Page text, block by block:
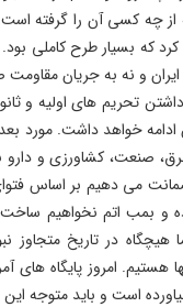
از چه کسی آن را گرفته
شرط ارائه کرد که بسیار طرح
و نه به جریان مقاومت
تحریم های اولیه و
خواهد داشت. مورد
صنعت، کشاورزی و دارو
ضمانت می دهیم بر اساس
و بمب اتم نخواهیم
هیچگاه در تاریخ متجاوز
هستیم. امروز پایگاه
است و باید متوجه